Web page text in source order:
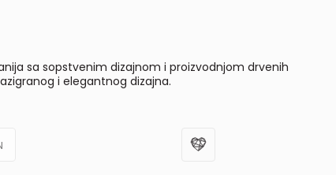
sa sopstvenim dizajnom i proizvodnjom drvenih
i elegantnog dizajna.